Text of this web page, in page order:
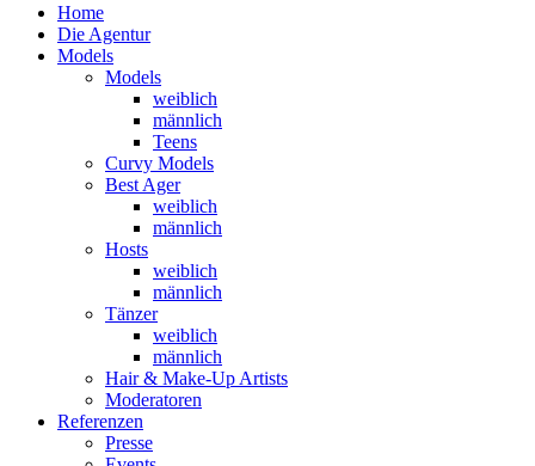
Home
Die Agentur
Models
Models
weiblich
männlich
Teens
Curvy Models
Best Ager
weiblich
männlich
Hosts
weiblich
männlich
Tänzer
weiblich
männlich
Hair & Make-Up Artists
Moderatoren
Referenzen
Presse